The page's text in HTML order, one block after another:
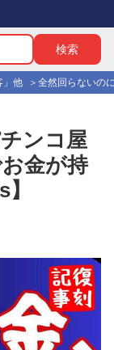
」他 全然回らないの
ンコ屋
金が持